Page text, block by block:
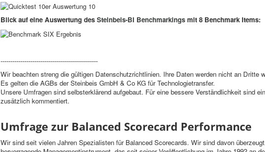
Blick auf eine Auswertung des Steinbeis-BI Benchmarkingsmit 8 Benchmark Items:
-------------------------------------------------
Wir beachten streng die gültigen Datenschutzrichtlinien. Ihre Daten werden nicht an Dritte
Es gelten die AGBs der Steinbeis GmbH & Co KG für Technologietransfer.
Unsere Umfragen sind selbsterklärend aufgebaut. Für eine bessere Verständlichkeit sind
zusätzlich kommentiert.
Umfrage zur Balanced Scorecard Performance
Wir sind seit vielen Jahren Spezialisten für Balanced Scorecards. Wir sind davon